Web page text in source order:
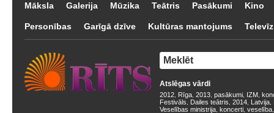
Māksla Galerija Mūzika Teātris Pasākumi Kino
Personības Garīgā dzīve Kultūras mantojums
Atslēgas vārdi
2012 Rīga 2013 pasākumi IZM
Festivāls
Dailes teātris 2014 Latvija
Veselības ministrija koncerti veselība